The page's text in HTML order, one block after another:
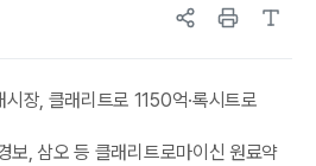
장, 클래리트로 1150억·록시트로
보, 삼오 등 클래리트로마이신 원료약